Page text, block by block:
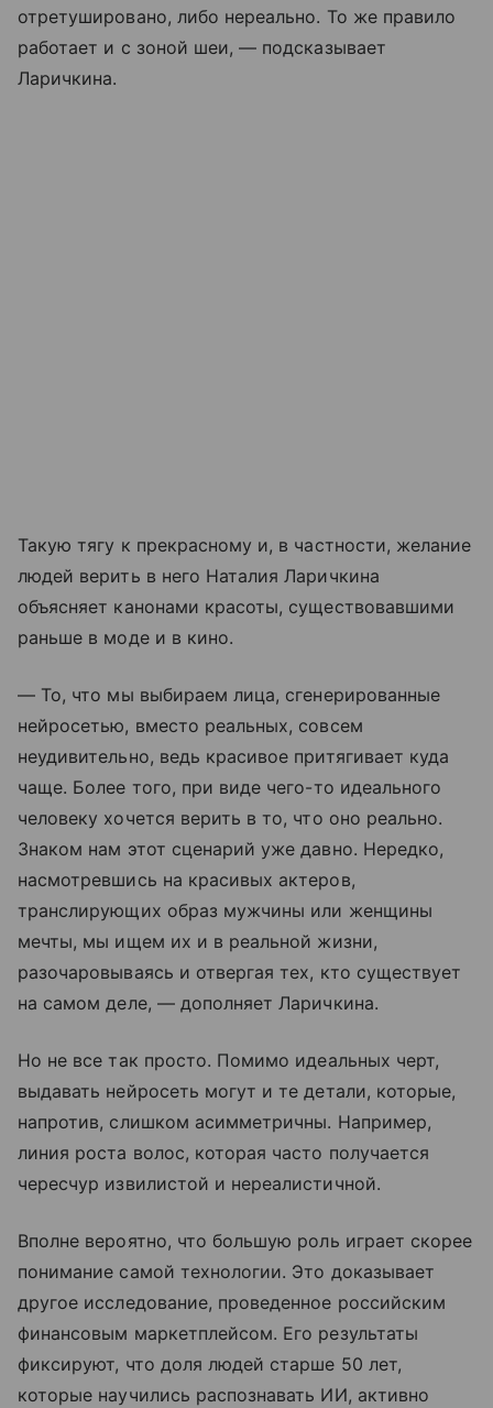
отретушировано, либо нереально. То же правило
работает и с зоной шеи, — подсказывает
Ларичкина.
Такую тягу к прекрасному и, в частности, желание
людей верить в него Наталия Ларичкина
объясняет канонами красоты, существовавшими
раньше в моде и в кино.
— То, что мы выбираем лица, сгенерированные
нейросетью, вместо реальных, совсем
неудивительно, ведь красивое притягивает куда
чаще. Более того, при виде чего-то идеального
человеку хочется верить в то, что оно реально.
Знаком нам этот сценарий уже давно. Нередко,
насмотревшись на красивых актеров,
транслирующих образ мужчины или женщины
мечты, мы ищем их и в реальной жизни,
разочаровываясь и отвергая тех, кто существует
на самом деле, — дополняет Ларичкина.
Но не все так просто. Помимо идеальных черт,
выдавать нейросеть могут и те детали, которые,
напротив, слишком асимметричны. Например,
линия роста волос, которая часто получается
чересчур извилистой и нереалистичной.
Вполне вероятно, что большую роль играет скорее
понимание самой технологии. Это доказывает
другое исследование, проведенное российским
финансовым маркетплейсом. Его результаты
фиксируют, что доля людей старше 50 лет,
которые научились распознавать ИИ, активно